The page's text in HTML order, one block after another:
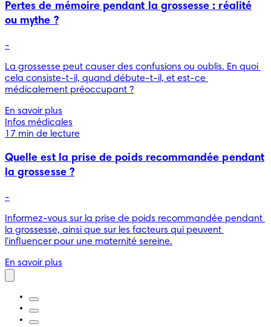
Pertes de mémoire pendant la grossesse : réalité
ou mythe ?
-
La grossesse peut causer des confusions ou oublis. En quoi
cela consiste-t-il, quand débute-t-il, et est-ce
médicalement préoccupant ?
En savoir plus
Infos médicales
17 min de lecture
Quelle est la prise de poids recommandée pendant
la grossesse ?
-
Informez-vous sur la prise de poids recommandée pendant
la grossesse, ainsi que sur les facteurs qui peuvent
l'influencer pour une maternité sereine.
En savoir plus